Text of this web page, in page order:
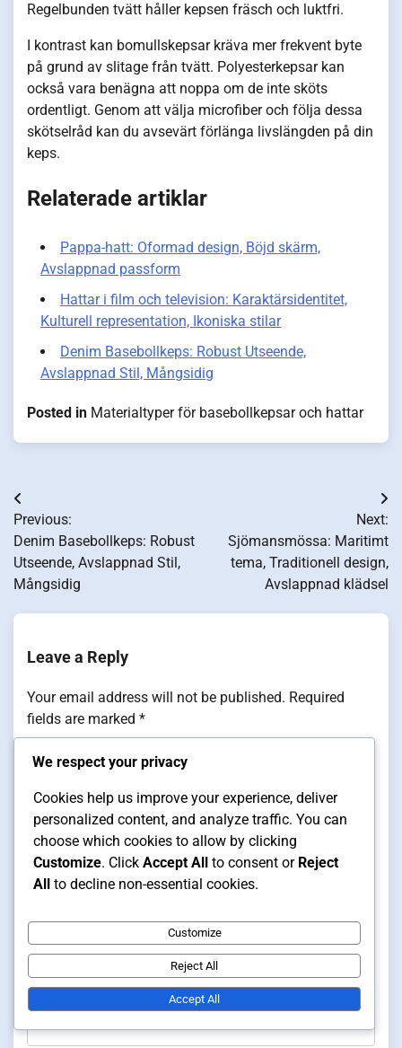
Regelbunden tvätt håller kepsen fräsch och luktfri.
I kontrast kan bomullskepsar kräva mer frekvent byte
på grund av slitage från tvätt. Polyesterkepsar kan
också vara benägna att noppa om de inte sköts
ordentligt. Genom att välja microfiber och följa dessa
skötselråd kan du avsevärt förlänga livslängden på din
keps.
Relaterade artiklar
Pappa-hatt: Oformad design, Böjd skärm,
Avslappnad passform
Hattar i film och television: Karaktärsidentitet,
Kulturell representation, Ikoniska stilar
Denim Basebollkeps: Robust Utseende,
Avslappnad Stil, Mångsidig
Posted in Materialtyper för basebollkepsar och hattar
Post
navigation
Previous:
Denim Basebollkeps: Robust
Utseende, Avslappnad Stil,
Mångsidig
Next:
Sjömansmössa: Maritimt
tema, Traditionell design,
Avslappnad klädsel
Leave a Reply
Your email address will not be published. Required
fields are marked *
Comment*
We respect your privacy
Cookies help us improve your experience, deliver
personalized content, and analyze traffic. You can
choose which cookies to allow by clicking
Customize. Click Accept All to consent or Reject
All to decline non-essential cookies.
Customize
Reject All
Accept All